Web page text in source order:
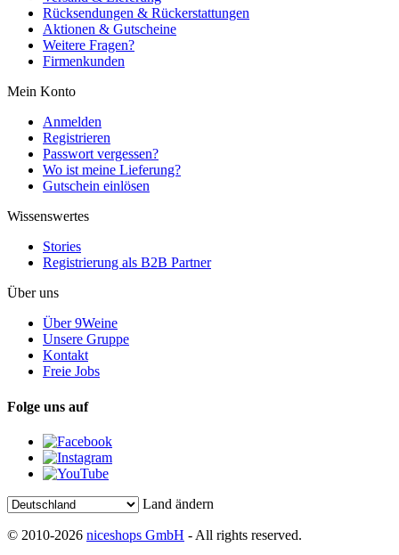
Rücksendungen & Rückerstattungen
Aktionen & Gutscheine
Weitere Fragen?
Firmenkunden
Mein Konto
Anmelden
Registrieren
Passwort vergessen?
Wo ist meine Lieferung?
Gutschein einlösen
Wissenswertes
Stories
Registrierung als B2B Partner
Über uns
Über 9Weine
Unsere Gruppe
Kontakt
Freie Jobs
Folge uns auf
Land ändern
© 2010-2026 niceshops GmbH - All rights reserved.